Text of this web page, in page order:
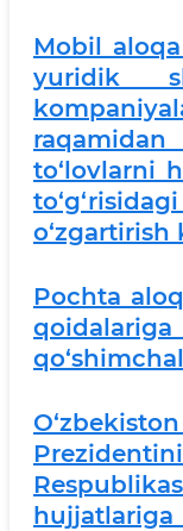
Mobil
yuridik
to‘lovlarni
Pochta